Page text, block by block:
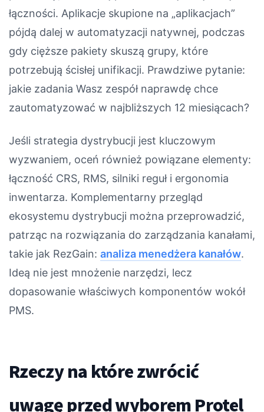
łączności. Aplikacje skupione na „aplikacjach”
pójdą dalej w automatyzacji natywnej, podczas
gdy cięższe pakiety skuszą grupy, które
potrzebują ścisłej unifikacji. Prawdziwe pytanie:
jakie zadania Wasz zespół naprawdę chce
zautomatyzować w najbliższych 12 miesiącach?
Jeśli strategia dystrybucji jest kluczowym
wyzwaniem, oceń również powiązane elementy:
łączność CRS, RMS, silniki reguł i ergonomia
inwentarza. Komplementarny przegląd
ekosystemu dystrybucji można przeprowadzić,
patrząc na rozwiązania do zarządzania kanałami,
takie jak RezGain: analiza menedżera kanałów.
Ideą nie jest mnożenie narzędzi, lecz
dopasowanie właściwych komponentów wokół
PMS.
Rzeczy na które zwrócić
uwagę przed wyborem Protel